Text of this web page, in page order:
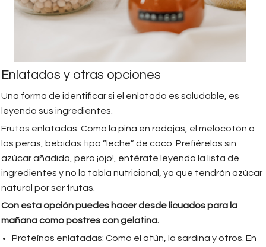
Enlatados y otras opciones
Una forma de identificar si el enlatado es saludable, es
leyendo sus ingredientes.
Frutas enlatadas: Como la piña en rodajas, el melocotón o
las peras, bebidas tipo “leche” de coco. Prefiérelas sin
azúcar añadida, pero ¡ojo!, entérate leyendo la lista de
ingredientes y no la tabla nutricional, ya que tendrán azúcar
natural por ser frutas.
Con esta opción puedes hacer desde licuados para la
mañana como postres con gelatina.
Proteínas enlatadas: Como el atún, la sardina y otros. En